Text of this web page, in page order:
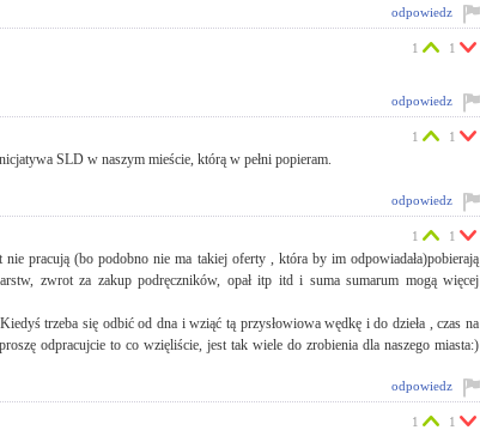
odpowiedz
1 1
odpowiedz
SLD w naszym mieście, którą w pełni popieram.
1 1
odpowiedz
pracują (bo podobno nie ma takiej oferty , która by im odpowiadała)pobierają
zwrot za zakup podręczników, opał itp itd i suma sumarum mogą więcej
trzeba się odbić od dna i wziąć tą przysłowiowa wędkę i do dzieła , czas na
odpracujcie to co wzięliście, jest tak wiele do zrobienia dla naszego miasta:)
1 1
odpowiedz
1 1